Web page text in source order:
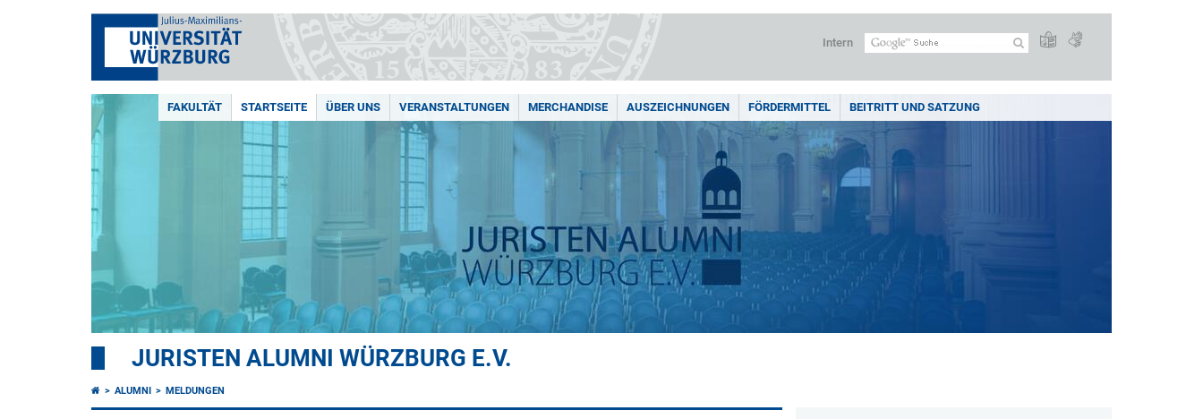
Intern
FAKULTÄT STARTSEITE ÜBER UNS VERANSTALTUNGEN MERCHANDISE AUSZEICHNUNGEN FÖRDERMITTEL BEITRITT UND SATZUNG
JURISTEN ALUMNI WÜRZBURG E.V.
ALUMNI MELDUNGEN